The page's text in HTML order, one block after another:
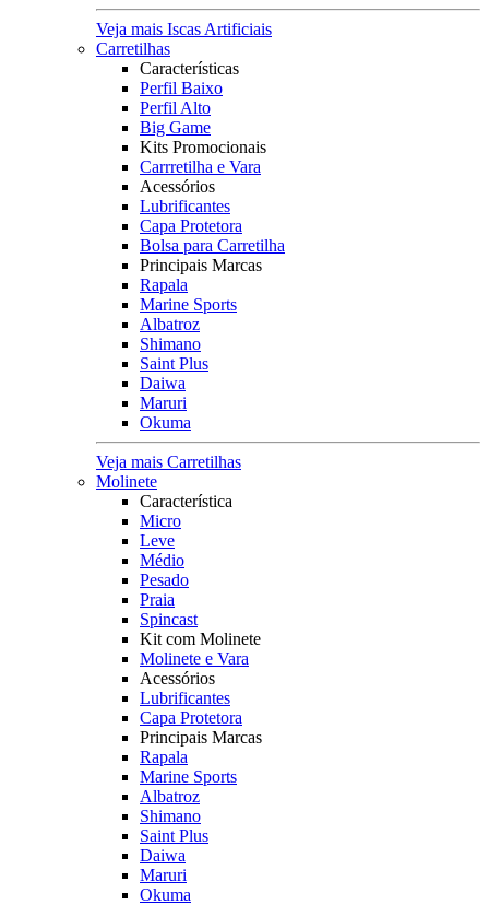
Veja mais Iscas Artificiais
Carretilhas
Características
Perfil Baixo
Perfil Alto
Big Game
Kits Promocionais
Carrretilha e Vara
Acessórios
Lubrificantes
Capa Protetora
Bolsa para Carretilha
Principais Marcas
Rapala
Marine Sports
Albatroz
Shimano
Saint Plus
Daiwa
Maruri
Okuma
Veja mais Carretilhas
Molinete
Característica
Micro
Leve
Médio
Pesado
Praia
Spincast
Kit com Molinete
Molinete e Vara
Acessórios
Lubrificantes
Capa Protetora
Principais Marcas
Rapala
Marine Sports
Albatroz
Shimano
Saint Plus
Daiwa
Maruri
Okuma